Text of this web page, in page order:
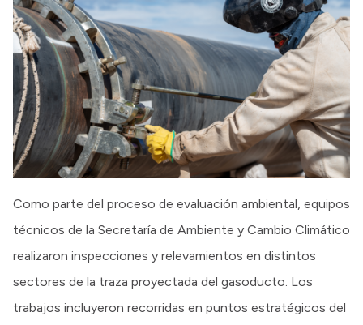
Como parte del proceso de evaluación ambiental, equipos
técnicos de la Secretaría de Ambiente y Cambio Climático
realizaron inspecciones y relevamientos en distintos
sectores de la traza proyectada del gasoducto. Los
trabajos incluyeron recorridas en puntos estratégicos del